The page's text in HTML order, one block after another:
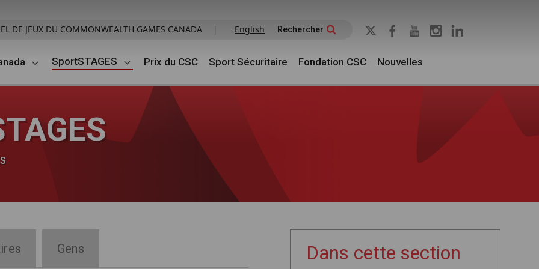
DE JEUX DU COMMONWEALTH GAMES CANADA | English Rechercher
SportSTAGES Prix du CSC Sport Sécuritaire Fondation CSC Nouvelles
Gens Dans cette section